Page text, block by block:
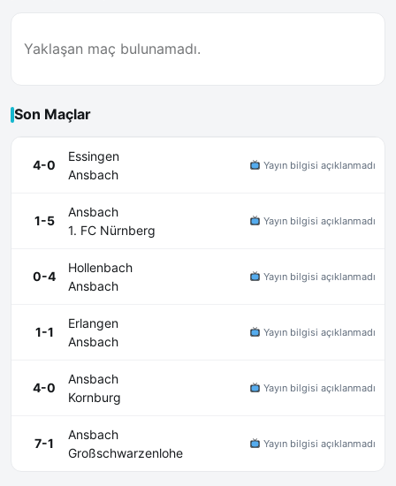
Yaklaşan maç bulunamadı.
Son Maçlar
4-0
Essingen
Ansbach
Yayın bilgisi açıklanmadı
1-5
Ansbach
1. FC Nürnberg
Yayın bilgisi açıklanmadı
0-4
Hollenbach
Ansbach
Yayın bilgisi açıklanmadı
1-1
Erlangen
Ansbach
Yayın bilgisi açıklanmadı
4-0
Ansbach
Kornburg
Yayın bilgisi açıklanmadı
7-1
Ansbach
Großschwarzenlohe
Yayın bilgisi açıklanmadı